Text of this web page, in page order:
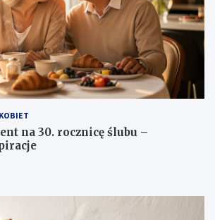
na 30. rocznicę ślubu –